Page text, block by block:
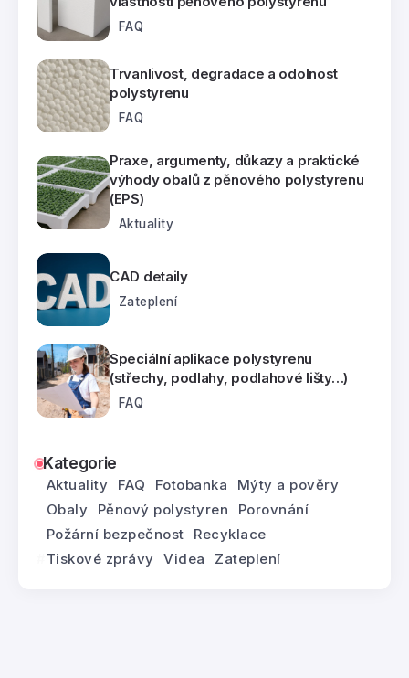
FAQ
Trvanlivost, degradace a odolnost
polystyrenu
FAQ
Praxe, argumenty, důkazy a praktické
výhody obalů z pěnového polystyrenu
(EPS)
Aktuality
CAD detaily
Zateplení
Speciální aplikace polystyrenu
(střechy, podlahy, podlahové lišty…)
FAQ
Kategorie
Aktuality FAQ Fotobanka
Mýty a pověry
Obaly
Pěnový polystyren
Porovnání
Požární bezpečnost
Recyklace
Tiskové zprávy
Videa Zateplení